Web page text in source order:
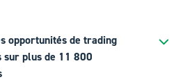
opportunités de trading
plus de 11 800